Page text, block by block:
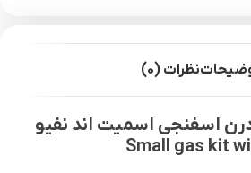
نظرات (0)
اسفنجی اسمیت اند نفیو
Small gas kit